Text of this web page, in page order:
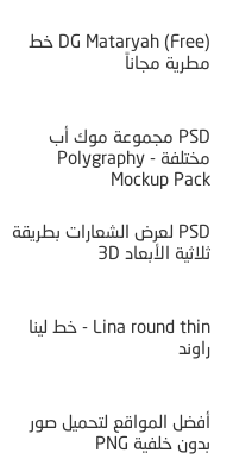
DG Mataryah (Free) خط
مطرية مجاناً
PSD مجموعة موك أب
مختلفة - Polygraphy
Mockup Pack
PSD لعرض الشعارات بطريقة
ثلاثية الأبعاد 3D
Lina round thin - خط لينا
راوند
أفضل المواقع لتحميل صور
بدون خلفية PNG